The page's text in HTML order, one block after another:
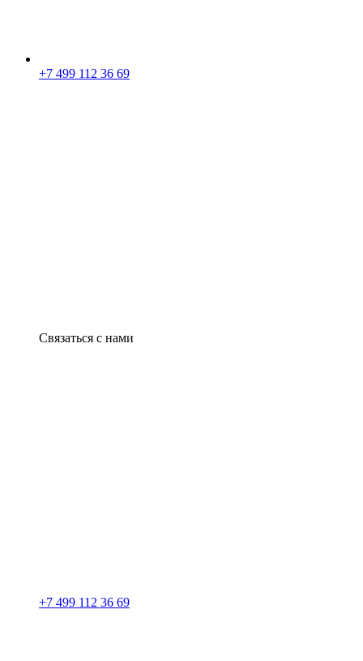
+7 499 112 36 69
Связаться с нами
+7 499 112 36 69